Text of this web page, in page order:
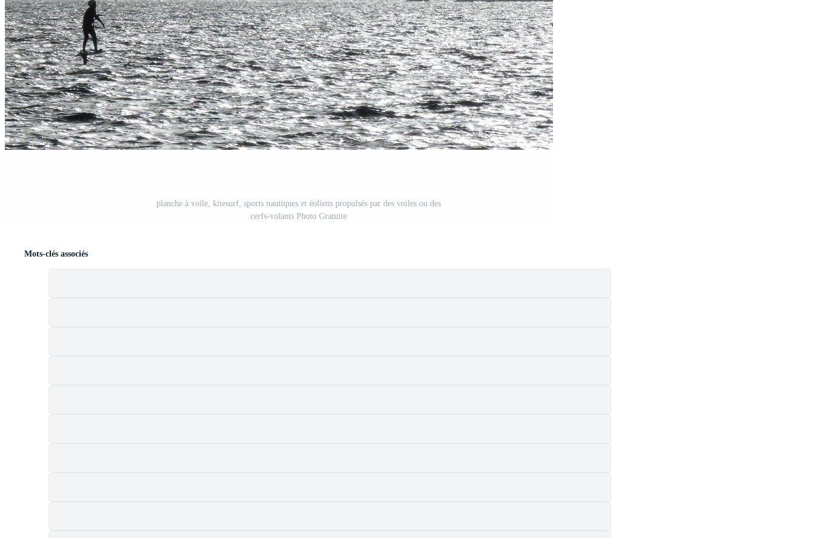
planche à voile, kitesurf, sports nautiques et éoliens propulsés par des voiles ou des
cerfs-volants Photo Gratuite
Mots-clés associés